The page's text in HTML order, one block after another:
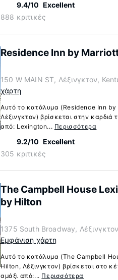
9.4/10 Excellent
888 κριτικές
Residence Inn by
150 W MAIN ST, Λέξινγκτον,
χάρτη
Αυτό το κατάλυμα (Residence Inn
Λέξινγκτον) βρίσκεται στην καρδιά
από: Lexington... Περισσότερα
9.2/10 Excellent
305 κριτικές
The Campbell House
by Hilton
1375 South Broadway,
Εμφάνιση χάρτη
Αυτό το κατάλυμα (The Campbell
Hilton, Λέξινγκτον) βρίσκεται στο
αμάξι από:... Περισσότερα